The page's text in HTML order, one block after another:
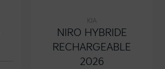
KIA
NIRO HYBRIDE
RECHARGEABLE
2026